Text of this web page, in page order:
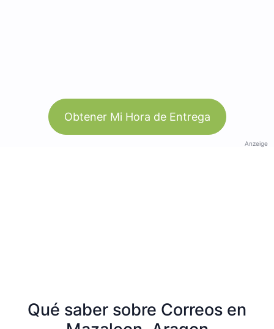
Obtener Mi Hora de Entrega
Anzeige
Qué saber sobre Correos en